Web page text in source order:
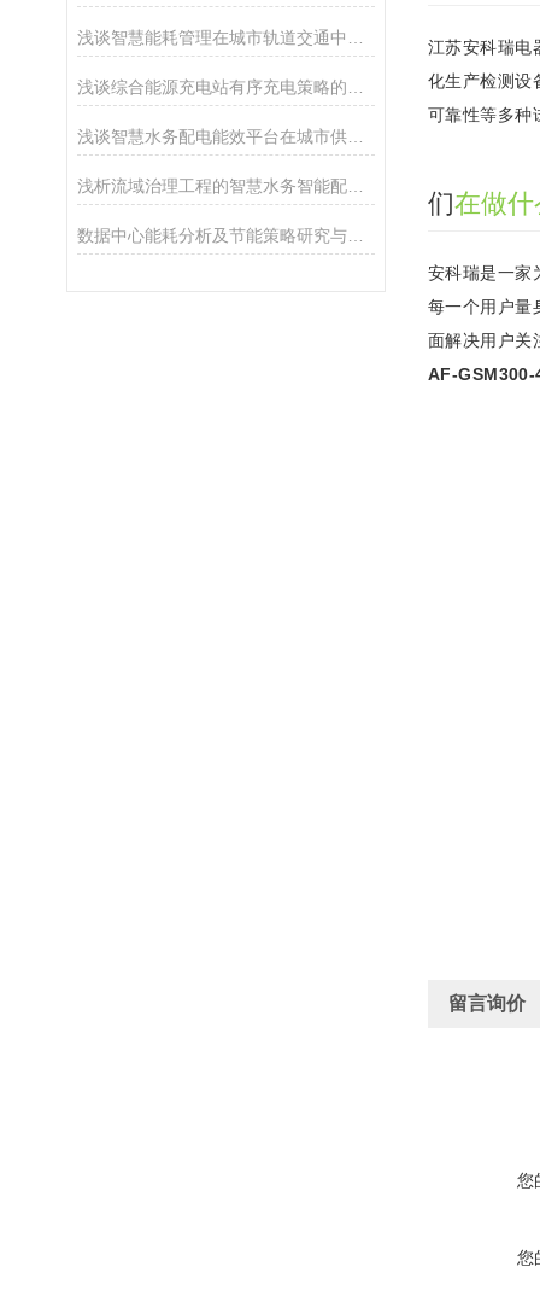
浅谈智慧水务配电能效平台在城市供水中的运用
浅析流域治理工程的智慧水务智能配电能效平台设计与实践
数据中心能耗分析及节能策略研究与应用
江苏安科瑞电
化生产检测设
可靠性等多种
们在做
安科瑞是一家
每一个用户量
面解决用户关
AF-GSM300-
留言询价
您
您